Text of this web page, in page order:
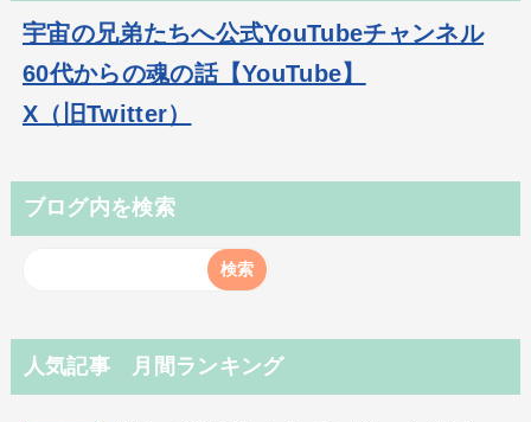
宇宙の兄弟たちへ公式YouTubeチャンネル
60代からの魂の話【YouTube】
X（旧Twitter）
ブログ内を検索
人気記事 月間ランキング